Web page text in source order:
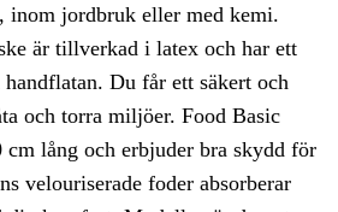
inom jordbruk eller med kemi.
är tillverkad i latex och har ett
Du får ett säkert och
och torra miljöer. Food Basic
cm lång och erbjuder bra skydd för
velouriserade foder absorberar